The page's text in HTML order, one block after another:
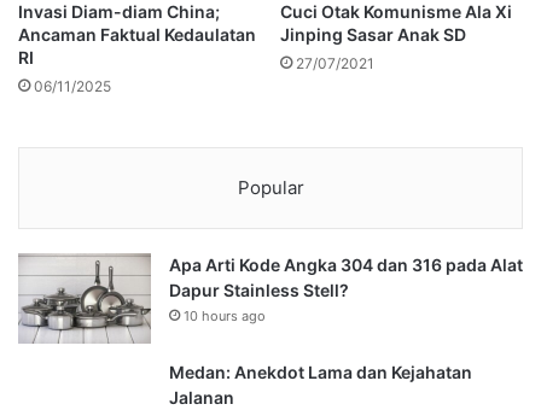
Invasi Diam-diam China;
Ancaman Faktual Kedaulatan
RI
06/11/2025
Cuci Otak Komunisme Ala Xi
Jinping Sasar Anak SD
27/07/2021
Popular
Apa Arti Kode Angka 304 dan 316 pada Alat
Dapur Stainless Stell?
10 hours ago
Medan: Anekdot Lama dan Kejahatan
Jalanan